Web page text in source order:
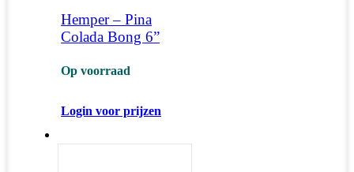
Hemper – Pina
Colada Bong 6”
Op voorraad
Login voor prijzen